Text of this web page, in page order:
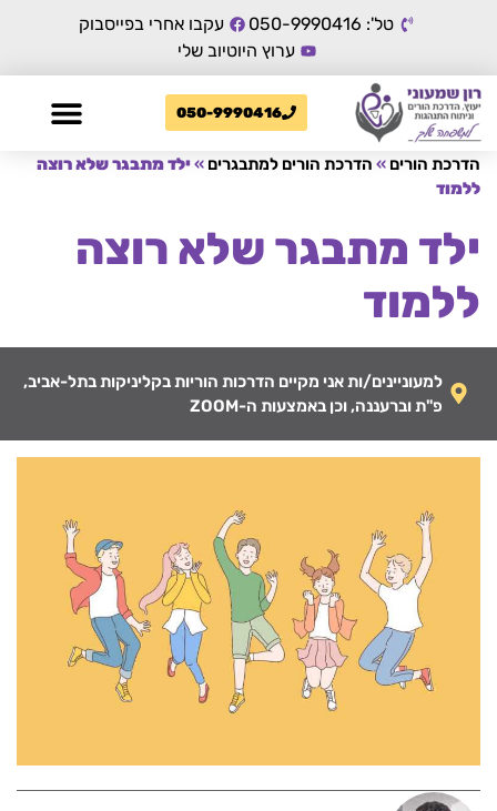
טל': 050-9990416
עקבו אחרי בפייסבוק
ערוץ היוטיוב שלי
050-9990416
הדרכת הורים » הדרכת הורים למתבגרים »ילד מתבגר שלא רוצה
ללמוד
ילד מתבגר שלא רוצה
ללמוד
למעוניינים/ות אני מקיים הדרכות הוריות בקליניקות בתל-אביב,
פ"ת וברעננה, וכן באמצעות ה-ZOOM